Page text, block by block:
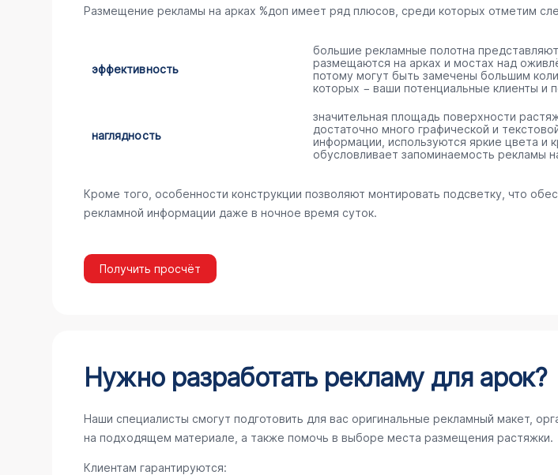
Размещение рекламы на арках %доп имеет ряд плюсов, среди которых отметим
эффективность
большие рекламные полотна
размещаются на арках и мостах над
потому могут быть замечены большим
которых − ваши потенциальные клиенты и
наглядность
значительная площадь поверхности
достаточно много графической и
информации, используются яркие цвета и
обусловливает запоминаемость рекламы
Кроме того, особенности конструкции позволяют монтировать подсветку, что
рекламной информации даже в ночное время суток.
Получить просчёт
Нужно разработать рекламу для арок?
Наши специалисты смогут подготовить для вас оригинальные рекламный макет,
на подходящем материале, а также помочь в выборе места размещения растяжки.
Клиентам гарантируются: